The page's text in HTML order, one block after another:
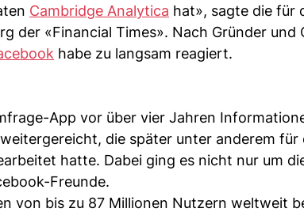
Cambridge Analytica hat», sagte die für
der «Financial Times». Nach Gründer und
habe zu langsam reagiert.
App vor über vier Jahren
die später unter anderem für
hatte. Dabei ging es nicht nur um
Freunde.
von bis zu 87 Millionen Nutzern weltweit